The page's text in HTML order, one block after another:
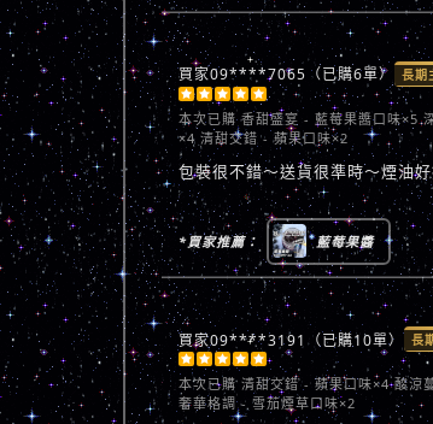
買家09****7065（已購6單） 長期
    
本次已購香甜盛宴 - 藍莓果醬口味×5
×4 清甜交錯 - 蘋果口味×2
包裝很不錯～送貨很準時～煙油
*買家推薦： 藍莓果醬
買家09****3191（已購10單） 長
    
本次已購 清甜交錯 - 蘋果口味×4 酸涼
奢華格調 - 雪茄煙草口味×2